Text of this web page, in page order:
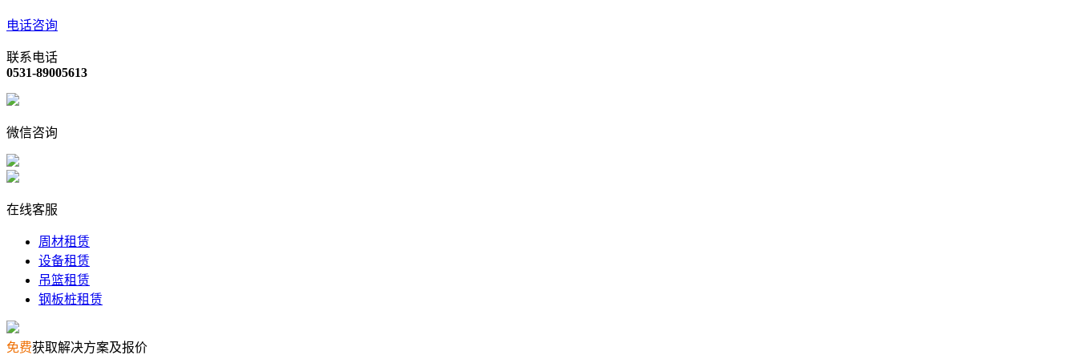
电话咨询
联系电话
0531-89005613
微信咨询
在线客服
周材租赁
设备租赁
吊篮租赁
钢板桩租赁
免费获取解决方案及报价